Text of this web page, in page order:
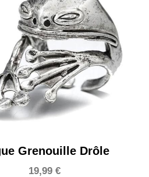
Grenouille Drôle
19,99€